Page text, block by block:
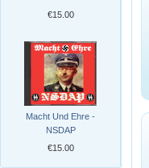
€15.00
Macht Und Ehre -
NSDAP
€15.00